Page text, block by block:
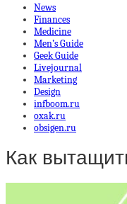
News
Finances
Medicine
Men’s Guide
Geek Guide
Livejournal
Marketing
Design
infboom.ru
oxak.ru
obsigen.ru
Как